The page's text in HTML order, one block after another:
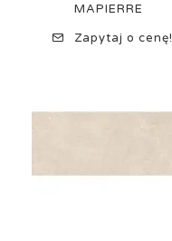
MAPIERRE
Zapytaj o cenę!